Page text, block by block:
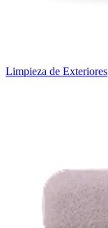
Limpieza de Exteriores